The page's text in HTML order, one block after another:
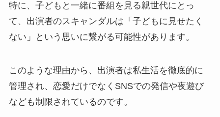
特に、子どもと一緒に番組を見る親世代にとっ
て、出演者のスキャンダルは「子どもに見せたく
ない」という思いに繋がる可能性があります。
このような理由から、出演者は私生活を徹底的に
管理され、恋愛だけでなくSNSでの発信や夜遊び
なども制限されているのです。